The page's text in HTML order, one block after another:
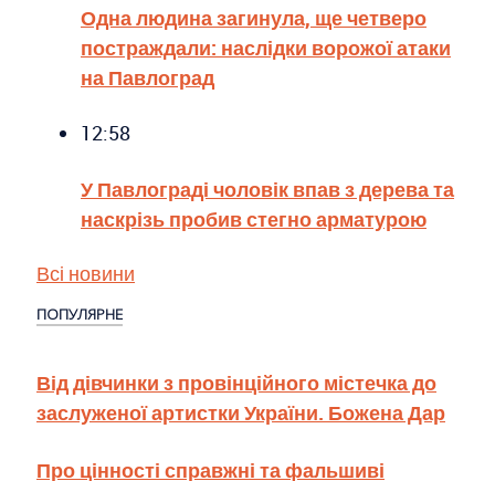
Одна людина загинула, ще четверо
постраждали: наслідки ворожої атаки
на Павлоград
12:58
У Павлограді чоловік впав з дерева та
наскрізь пробив стегно арматурою
Всі новини
ПОПУЛЯРНЕ
Від дівчинки з провінційного містечка до
заслуженої артистки України. Божена Дар
Про цінності справжні та фальшиві